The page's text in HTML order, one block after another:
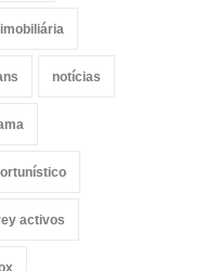
notícias
activos